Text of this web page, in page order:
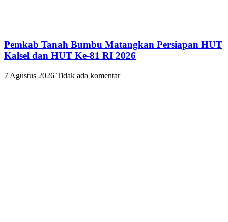
Pemkab Tanah Bumbu Matangkan Persiapan HUT
Kalsel dan HUT Ke-81 RI 2026
7 Agustus 2026 Tidak ada komentar